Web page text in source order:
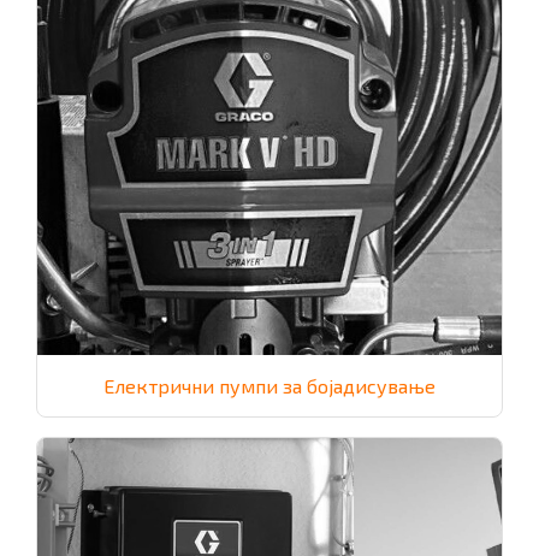
Електрични пумпи за бојадисување